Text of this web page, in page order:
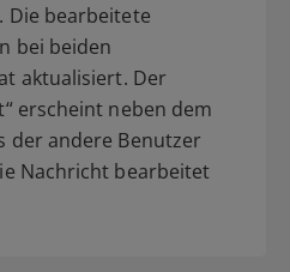
Die bearbeitete
bei beiden
aktualisiert. Der
erscheint neben dem
der andere Benutzer
Nachricht bearbeitet